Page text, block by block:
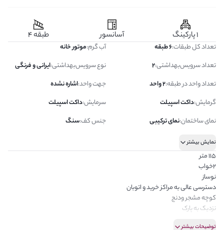
1 پارکینگ آسانسور طبقه 4
تعداد کل طبقات:6 طبقه آب گرم:موتور خانه
تعداد سرویس‌بهداشتی:
2 نوع سرویس‌بهداشتی:ایرانی و فرنگی
تعداد واحد در طبقه:2 واحد جهت واحد:اشاره نشده
گرمایش:داکت اسپیلت سرمایش:داکت اسپیلت
نمای ساختمان:نمای ترکیبی جنس کف:سنگ
نمایش بیشتر
115 متر
2خواب
نوساز
دسترسی عالی به مراکز خرید و اتوبان
کوچه مشجر ودنج
نزدیک به پارک
توضیحات بیشتر